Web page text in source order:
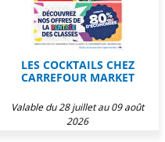
LES COCKTAILS CHEZ
CARREFOUR MARKET
Valable du 28 juillet au 09 août
2026